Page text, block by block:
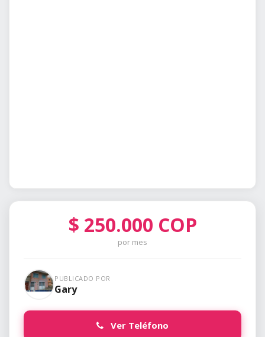
$ 250.000 COP
por mes
PUBLICADO POR
Gary
Ver Teléfono